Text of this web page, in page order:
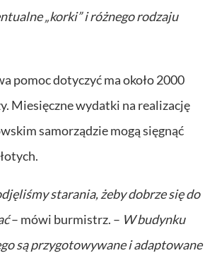
„korki” i różnego rodzaju
pomoc dotyczyć ma około 2000
Miesięczne wydatki na realizację
samorządzie mogą sięgnąć
starania, żeby dobrze się do
– mówi burmistrz. – W budynku
są przygotowywane i adaptowane